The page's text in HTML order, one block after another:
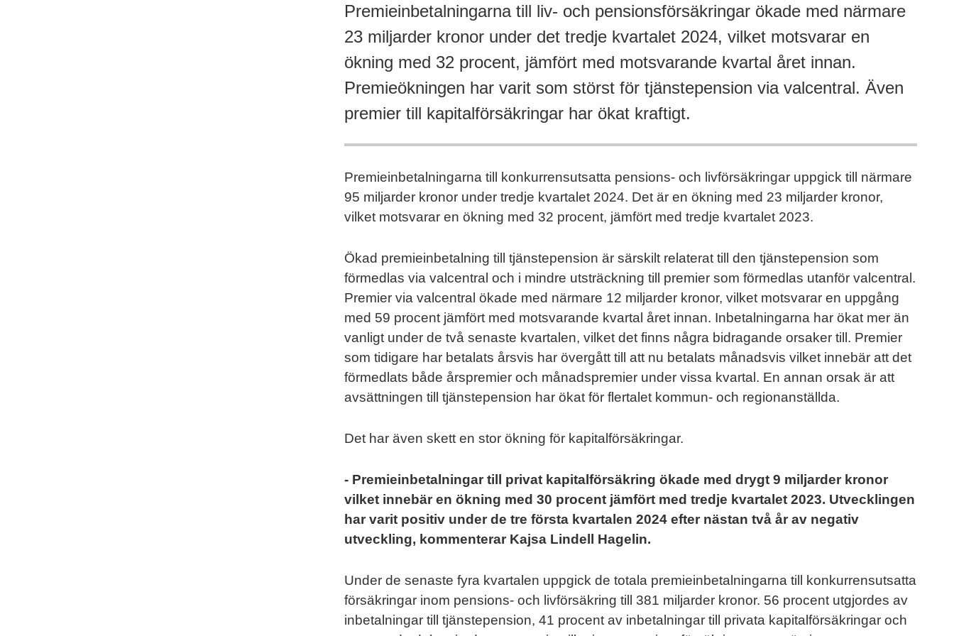
Premieinbetalningarna till liv- och pensionsförsäkringar ökade med närmare
23 miljarder kronor under det tredje kvartalet 2024, vilket motsvarar en
ökning med 32 procent, jämfört med motsvarande kvartal året innan.
Premieökningen har varit som störst för tjänstepension via valcentral. Även
premier till kapitalförsäkringar har ökat kraftigt.
Premieinbetalningarna till konkurrensutsatta pensions- och livförsäkringar uppgick till närmare
95 miljarder kronor under tredje kvartalet 2024. Det är en ökning med 23 miljarder kronor,
vilket motsvarar en ökning med 32 procent, jämfört med tredje kvartalet 2023.
Ökad premieinbetalning till tjänstepension är särskilt relaterat till den tjänstepension som
förmedlas via valcentral och i mindre utsträckning till premier som förmedlas utanför valcentral.
Premier via valcentral ökade med närmare 12 miljarder kronor, vilket motsvarar en uppgång
med 59 procent jämfört med motsvarande kvartal året innan. Inbetalningarna har ökat mer än
vanligt under de två senaste kvartalen, vilket det finns några bidragande orsaker till. Premier
som tidigare har betalats årsvis har övergått till att nu betalats månadsvis vilket innebär att det
förmedlats både årspremier och månadspremier under vissa kvartal. En annan orsak är att
avsättningen till tjänstepension har ökat för flertalet kommun- och regionanställda.
Det har även skett en stor ökning för kapitalförsäkringar.
- Premieinbetalningar till privat kapitalförsäkring ökade med drygt 9 miljarder kronor
vilket innebär en ökning med 30 procent jämfört med tredje kvartalet 2023. Utvecklingen
har varit positiv under de tre första kvartalen 2024 efter nästan två år av negativ
utveckling, kommenterar Kajsa Lindell Hagelin.
Under de senaste fyra kvartalen uppgick de totala premieinbetalningarna till konkurrensutsatta
försäkringar inom pensions- och livförsäkring till 381 miljarder kronor. 56 procent utgjordes av
inbetalningar till tjänstepension, 41 procent av inbetalningar till privata kapitalförsäkringar och